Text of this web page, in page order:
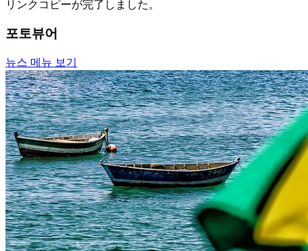
リンクコピーが完了しました。
포토뷰어
뉴스 메뉴 보기